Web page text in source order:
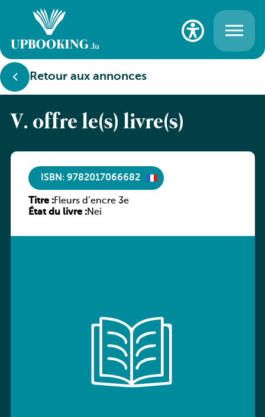
Retour aux annonces
V. offre le(s) livre(s)
ISBN: 9782017066682
Titre :Fleurs d’encre 3e
État du livre :Nei